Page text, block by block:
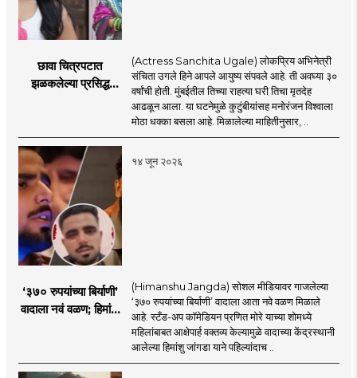
छावा चित्रपटात
झळकलेल्या प्रसिद्ध
हळहळ
(Actress Sanchita Ugale) लोकप्रिय अभिनेत्री
संचिता उगले हिने आपले आयुष्य संपवले आहे. ती अवघ्या ३०
वर्षांची होती. मुंबईतील तिच्या राहत्या घरी तिचा मृतदेह
आढळून आला. या घटनेमुळे कुटुंबीयांसह मनोरंजन विश्वाला
मोठा धक्का बसला आहे. मिळालेल्या माहितीनुसार, ..
१४ जून २०२६
‘३७० रुपयांच्या बिर्याणी’
वादाला नवं वळण; हिमांशू
म्हणाला?
(Himanshu Jangda) सोशल मीडियावर गाजलेल्या
‘३७० रुपयांच्या बिर्याणी’ वादाला आता नवे वळण मिळाले
आहे. स्टँड-अप कॉमेडियन प्रणित मोरे याच्या शोमध्ये
महिलांबाबत आक्षेपार्ह वक्तव्य केल्यामुळे वादाच्या केंद्रस्थानी
आलेल्या हिमांशु जांगडा याने पहिल्यांदाच ..